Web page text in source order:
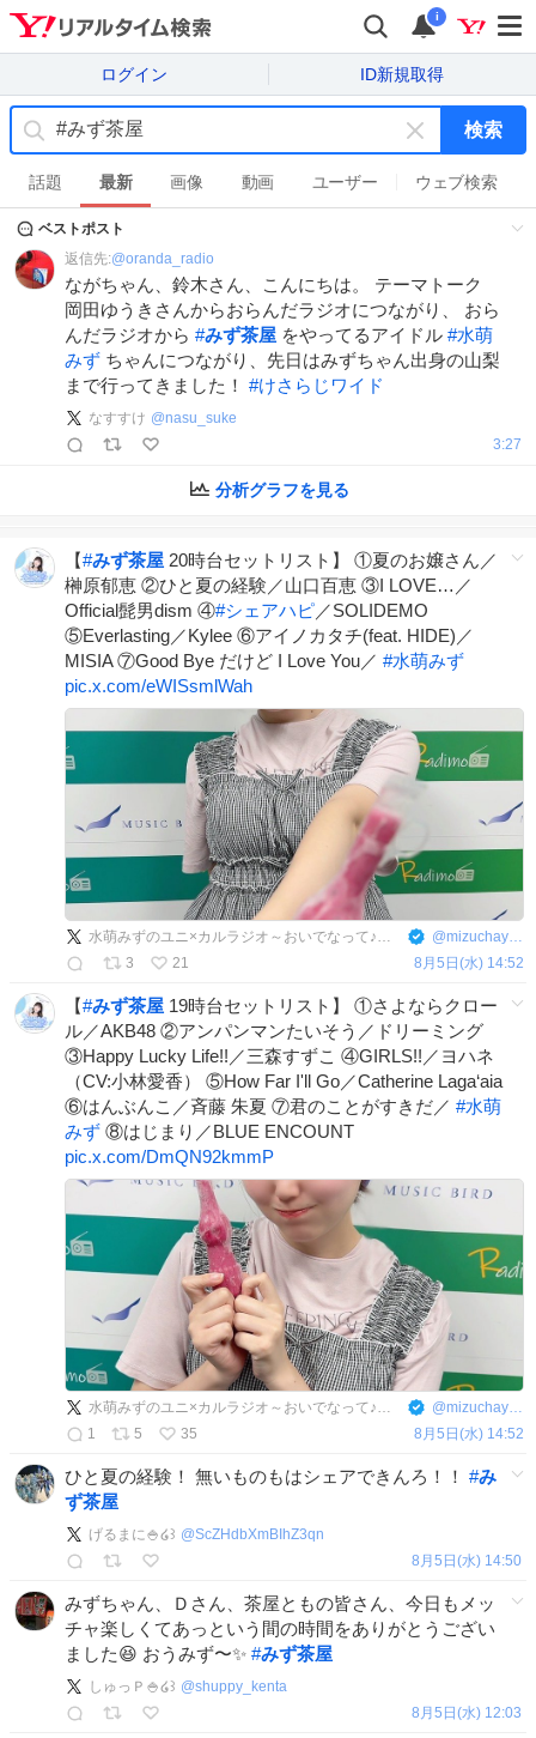
i
ログイン ID新規取得
キ
ー
ワ
を
消
す
検索
話題 最新 画像 動画 ユーザー ウェブ検索
ベストポスト
返信先:@oranda_radio
ながちゃん、鈴木さん、こんにちは。 テーマトーク
岡田ゆうきさんからおらんだラジオにつながり、 おら
んだラジオから #みず茶屋 をやってるアイドル #水萌
みず ちゃんにつながり、先日はみずちゃん出身の山梨
まで行ってきました！ #けさらじワイド
なすすけ @nasu_suke
3:27
分析グラフを見る
【#みず茶屋 20時台セットリスト】 ①夏のお嬢さん／
榊原郁恵 ②ひと夏の経験／山口百恵 ③I LOVE…／
Official髭男dism ④#シェアハピ／SOLIDEMO
⑤Everlasting／Kylee ⑥アイノカタチ(feat. HIDE)／
MISIA ⑦Good Bye だけど I Love You／ #水萌みず
pic.x.com/eWISsmlWah
水萌みずのユニ×カルラジオ～おいでなって♪みず茶屋！～【公式】 @mizuchaya_radio
3
21 8月5日(水) 14:52
【#みず茶屋 19時台セットリスト】 ①さよならクロー
ル／AKB48 ②アンパンマンたいそう／ドリーミング
③Happy Lucky Life!!／三森すずこ ④GIRLS!!／ヨハネ
（CV:小林愛香） ⑤How Far I'll Go／Catherine Laga‘aia
⑥はんぶんこ／斉藤 朱夏 ⑦君のことがすきだ／ #水萌
みず ⑧はじまり／BLUE ENCOUNT
pic.x.com/DmQN92kmmP
水萌みずのユニ×カルラジオ～おいでなって♪みず茶屋！～【公式】 @mizuchaya_radio
1
5 35 8月5日(水) 14:52
ひと夏の経験！ 無いものもはシェアできんろ！！ #み
ず茶屋
げるまに🍚໒꒱ @ScZHdbXmBIhZ3qn
8月5日(水) 14:50
みずちゃん、Ｄさん、茶屋ともの皆さん、今日もメッ
チャ楽しくてあっという間の時間をありがとうござい
ました😆 おうみず〜✨ #みず茶屋
しゅっＰ🍚໒꒱ @shuppy_kenta
8月5日(水) 12:03